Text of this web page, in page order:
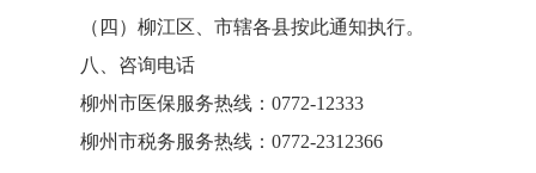
（四）柳江区、市辖各县按此通知执行。
八、咨询电话
柳州市医保服务热线： 0772-12333
柳州市税务服务热线： 0772-2312366